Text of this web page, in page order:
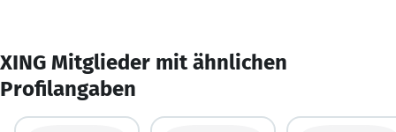
XING Mitglieder mit ähnlichen
Profilangaben